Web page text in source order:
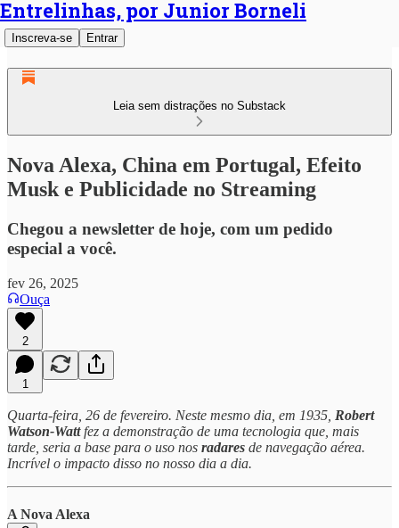
Entrelinhas, por Junior Borneli
Inscreva-se Entrar
Leia sem distrações no Substack
Nova Alexa, China em Portugal, Efeito
Musk e Publicidade no Streaming
Chegou a newsletter de hoje, com um pedido
especial a você.
fev 26, 2025
Ouça
2
1
Quarta-feira, 26 de fevereiro. Neste mesmo dia, em 1935, Robert
Watson-Wattfez a demonstração de uma tecnologia que, mais
tarde, seria a base para o uso nos radares de navegação aérea.
Incrível o impacto disso no nosso dia a dia.
A Nova Alexa